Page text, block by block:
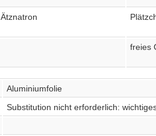
Ätznatron
freies
Aluminiumfolie
Substitution nicht erforderlich: